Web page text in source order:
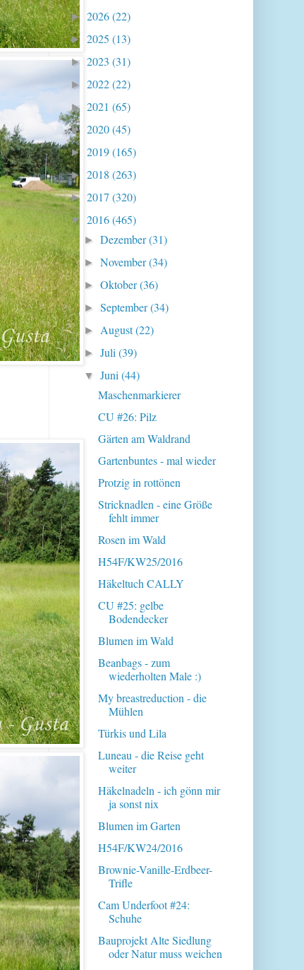
► 2026(22)
► 2025 (13)
► 2023 (31)
► 2022(22)
► 2021 (65)
► 2020(45)
► 2019(165)
► 2018 (263)
► 2017 (320)
▼ 2016(465)
►Dezember(31)
►November(34)
►Oktober(36)
►September(34)
► August(22)
►Juli(39)
▼Juni(44)
Maschenmarkierer
CU #26: Pilz
Gärten am Waldrand
Gartenbuntes - mal wieder
Protzig in rottönen
Stricknadlen - eine Größe
fehlt immer
Rosen im Wald
H54F/KW25/2016
Häkeltuch CALLY
CU #25: gelbe
Bodendecker
Blumen im Wald
Beanbags - zum
wiederholten Male :)
My breastreduction - die
Mühlen
Türkis und Lila
Luneau - die Reise geht
weiter
Häkelnadeln - ich gönn mir
ja sonst nix
Blumen im Garten
H54F/KW24/2016
Brownie-Vanille-Erdbeer-
Trifle
Cam Underfoot #24:
Schuhe
Bauprojekt Alte Siedlung
oder Natur muss weichen